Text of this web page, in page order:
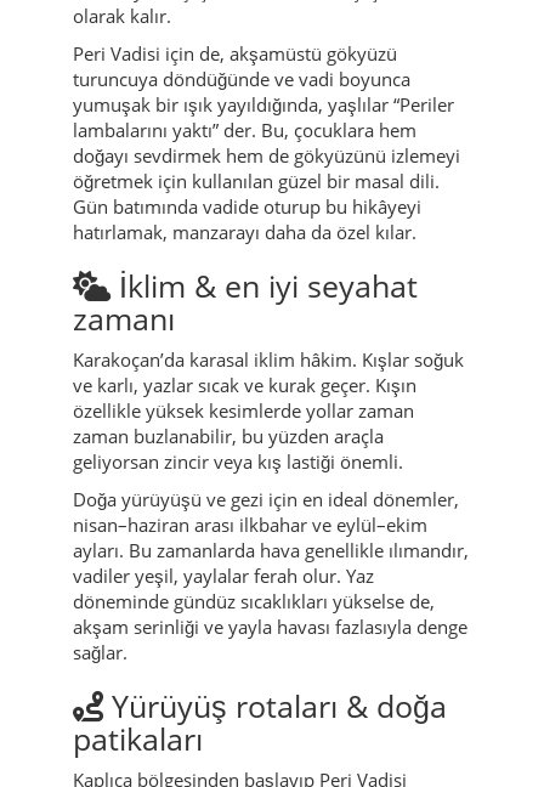
olarak kalır.
Peri Vadisi için de, akşamüstü gökyüzü
turuncuya döndüğünde ve vadi boyunca
yumuşak bir ışık yayıldığında, yaşlılar “Periler
lambalarını yaktı” der. Bu, çocuklara hem
doğayı sevdirmek hem de gökyüzünü izlemeyi
öğretmek için kullanılan güzel bir masal dili.
Gün batımında vadide oturup bu hikâyeyi
hatırlamak, manzarayı daha da özel kılar.
İklim & en iyi seyahat
zamanı
Karakoçan’da karasal iklim hâkim. Kışlar soğuk
ve karlı, yazlar sıcak ve kurak geçer. Kışın
özellikle yüksek kesimlerde yollar zaman
zaman buzlanabilir, bu yüzden araçla
geliyorsan zincir veya kış lastiği önemli.
Doğa yürüyüşü ve gezi için en ideal dönemler,
nisan–haziran arası ilkbahar ve eylül–ekim
ayları. Bu zamanlarda hava genellikle ılımandır,
vadiler yeşil, yaylalar ferah olur. Yaz
döneminde gündüz sıcaklıkları yükselse de,
akşam serinliği ve yayla havası fazlasıyla denge
sağlar.
Yürüyüş rotaları & doğa
patikaları
Kaplıca bölgesinden başlayıp Peri Vadisi